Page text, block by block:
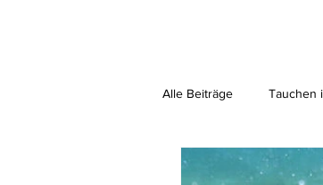
Alle Beiträge Tauchen
Tauchhistorie